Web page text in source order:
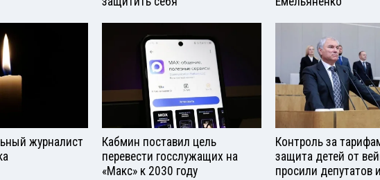
журналист
Кабмин поставил цель
перевести госслужащих на
«Макс» к 2030 году
Контроль за
защита детей от
просили депутатов